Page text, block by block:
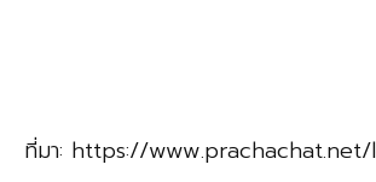
ที่มา: https://